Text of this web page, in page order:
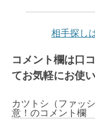
相手探し
コメント欄は口
てお気軽にお使い
カツトシ（ファッ
意！のコメント欄